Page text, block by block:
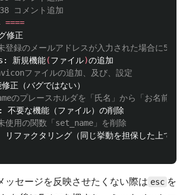
コメント追加
====
登録のメールアドレスが入力された場合に500
新規機能(ファイル)
ファイルの追加、及び、設定
のプレースホルダを「氏名」から「お名前」
使用の関数「set_name」を削除
ッセージを反映させたくない際は esc を